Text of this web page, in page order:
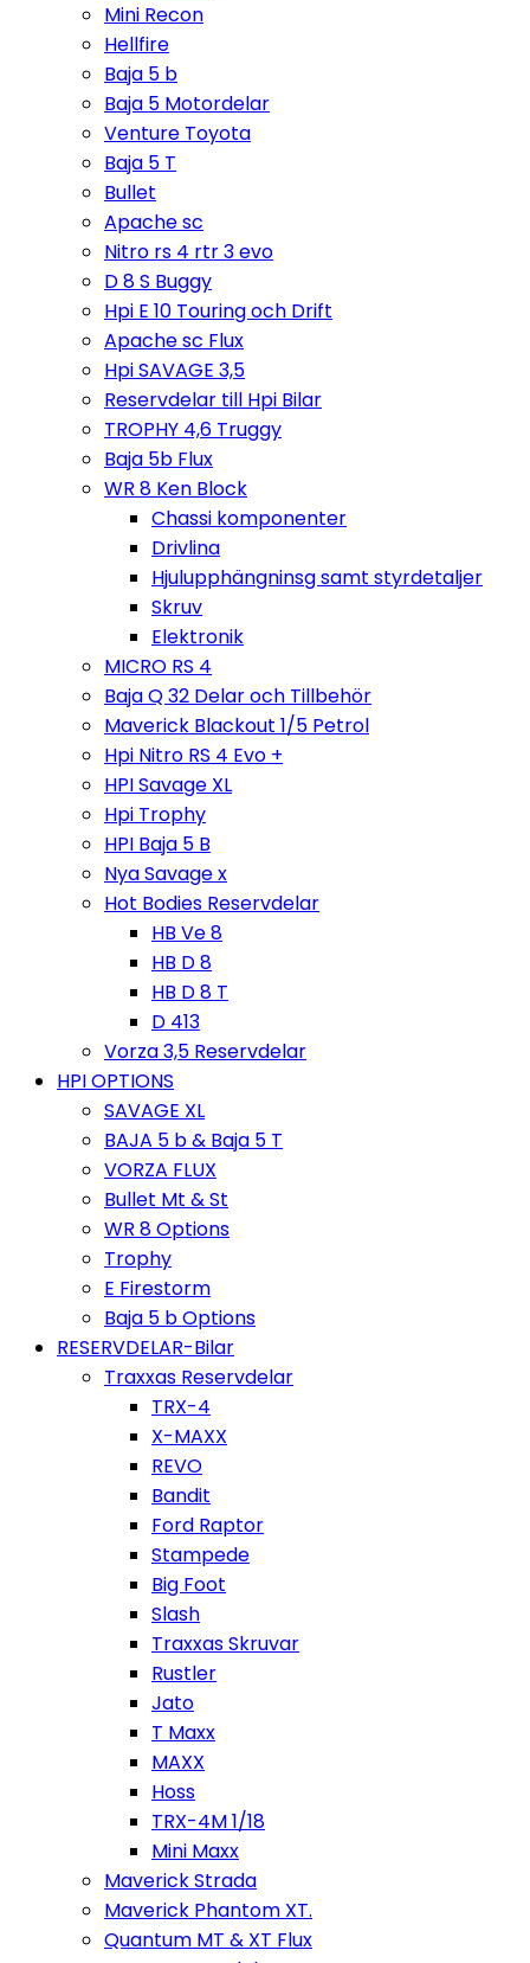
Mini Recon
Hellfire
Baja 5 b
Baja 5 Motordelar
Venture Toyota
Baja 5 T
Bullet
Apache sc
Nitro rs 4 rtr 3 evo
D 8 S Buggy
Hpi E 10 Touring och Drift
Apache sc Flux
Hpi SAVAGE 3,5
Reservdelar till Hpi Bilar
TROPHY 4,6 Truggy
Baja 5b Flux
WR 8 Ken Block
Chassi komponenter
Drivlina
Hjulupphängninsg samt styrdetaljer
Skruv
Elektronik
MICRO RS 4
Baja Q 32 Delar och Tillbehör
Maverick Blackout 1/5 Petrol
Hpi Nitro RS 4 Evo +
HPI Savage XL
Hpi Trophy
HPI Baja 5 B
Nya Savage x
Hot Bodies Reservdelar
HB Ve 8
HB D 8
HB D 8 T
D 413
Vorza 3,5 Reservdelar
HPI OPTIONS
SAVAGE XL
BAJA 5 b & Baja 5 T
VORZA FLUX
Bullet Mt & St
WR 8 Options
Trophy
E Firestorm
Baja 5 b Options
RESERVDELAR-Bilar
Traxxas Reservdelar
TRX-4
X-MAXX
REVO
Bandit
Ford Raptor
Stampede
Big Foot
Slash
Traxxas Skruvar
Rustler
Jato
T Maxx
MAXX
Hoss
TRX-4M 1/18
Mini Maxx
Maverick Strada
Maverick Phantom XT.
Quantum MT & XT Flux